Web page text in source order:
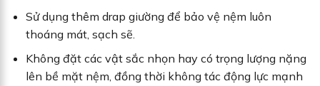
Sử dụng thêm drap giường để bảo vệ nệm luôn
thoáng mát, sạch sẽ.
Không đặt các vật sắc nhọn hay có trọng lượng nặng
lên bề mặt nệm, đồng thời không tác động lực mạnh